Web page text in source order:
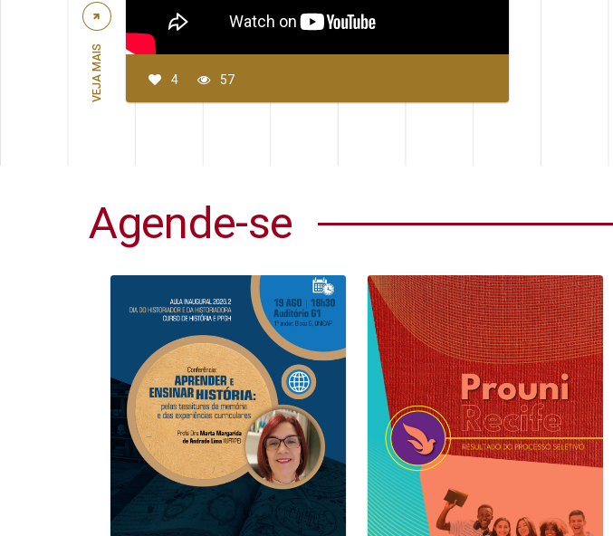
VEJA MAIS 4 57
Agende-se